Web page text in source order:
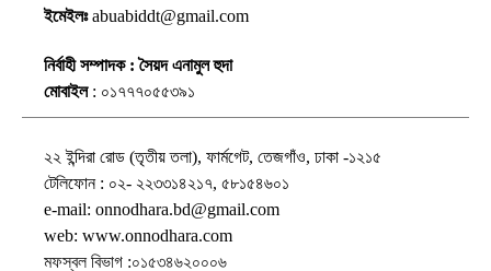
ইমেইলঃabuabiddt@gmail.com
নির্বাহী সম্পাদক : সৈয়দ এনামুল হুদা
মোবাইল: ০১৭৭৭০৫৫৩৯১
২২ ইন্দিরা রোড (তৃতীয় তলা), ফার্মগেট, তেজগাঁও, ঢাকা -১২১৫
টেলিফোন : ০২- ২২৩৩১৪২১৭, ৫৮১৫৪৬০১
e-mail: onnodhara.bd@gmail.com
web: www.onnodhara.com
মফস্বল বিভাগ :০১৫৩৪৬২০০০৬